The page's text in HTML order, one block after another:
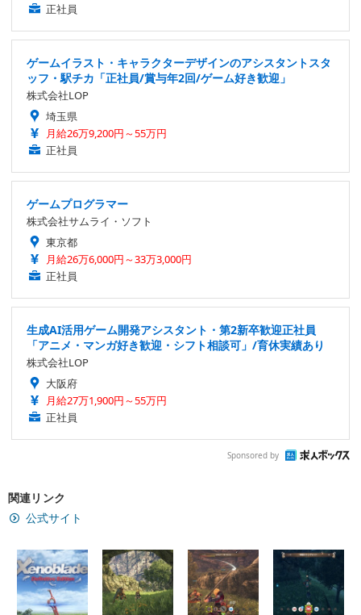
正社員
ゲームイラスト・キャラクターデザインのアシスタントスタ
ッフ・駅チカ「正社員/賞与年2回/ゲーム好き歓迎」
株式会社LOP
埼玉県
月給26万9,200円～55万円
正社員
ゲームプログラマー
株式会社サムライ・ソフト
東京都
月給26万6,000円～33万3,000円
正社員
生成AI活用ゲーム開発アシスタント・第2新卒歓迎正社員
「アニメ・マンガ好き歓迎・シフト相談可」/育休実績あり
株式会社LOP
大阪府
月給27万1,900円～55万円
正社員
Sponsored by
関連リンク
公式サイト